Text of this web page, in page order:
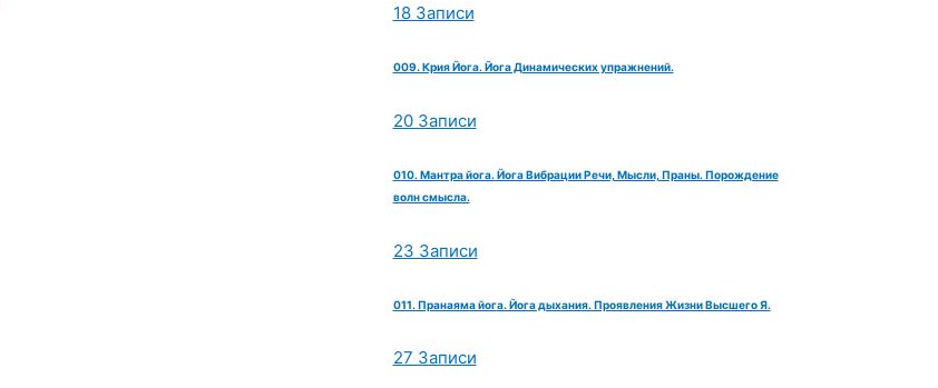
18 Записи
009. Крия Йога. Йога Динамических упражнений.
20 Записи
010. Мантра йога. Йога Вибрации Речи, Мысли, Праны. Порождение
волн смысла.
23 Записи
011. Пранаяма йога. Йога дыхания. Проявления Жизни Высшего Я.
27 Записи